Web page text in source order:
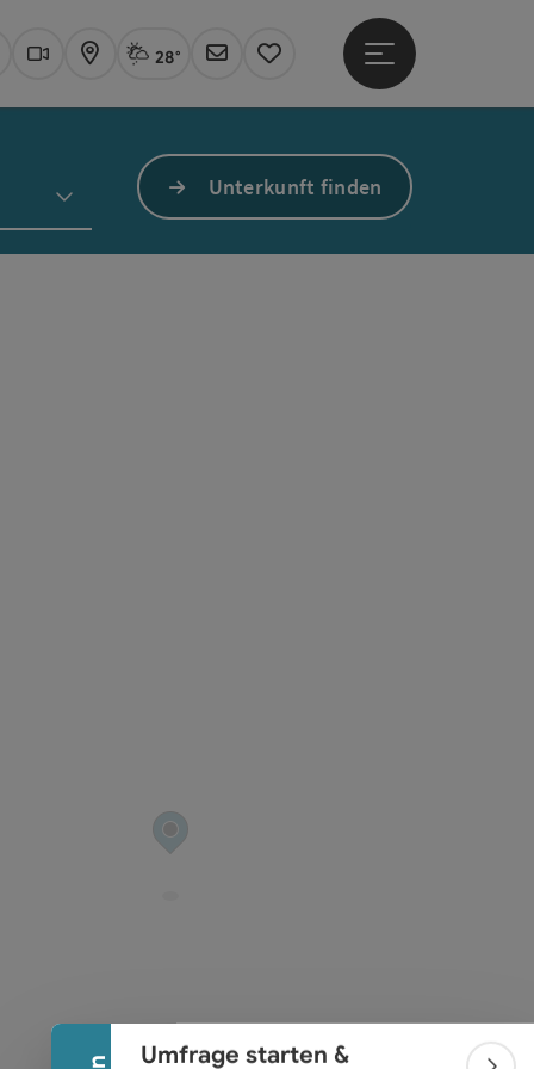
Banner einklappen
Umfrage starten &
Webcams
KarteAktuelles Wetter Linz, Sprühregen
28°
Newsletter
Merkzettel
Hauptmenü öffnen
Unterkunft finden